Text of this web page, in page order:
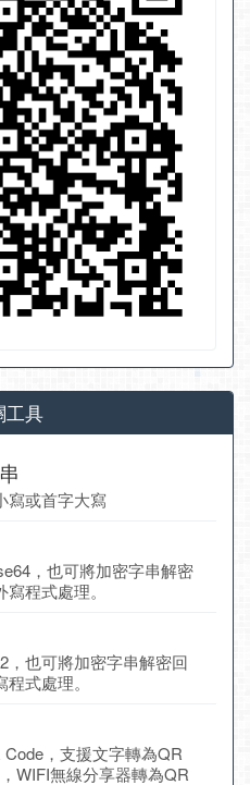
工具
寫或首字大寫
，也可將加密字串解密
程式處理。
，也可將加密字串解密回
式處理。
，支援文字轉為QR
WIFI無線分享器轉為QR